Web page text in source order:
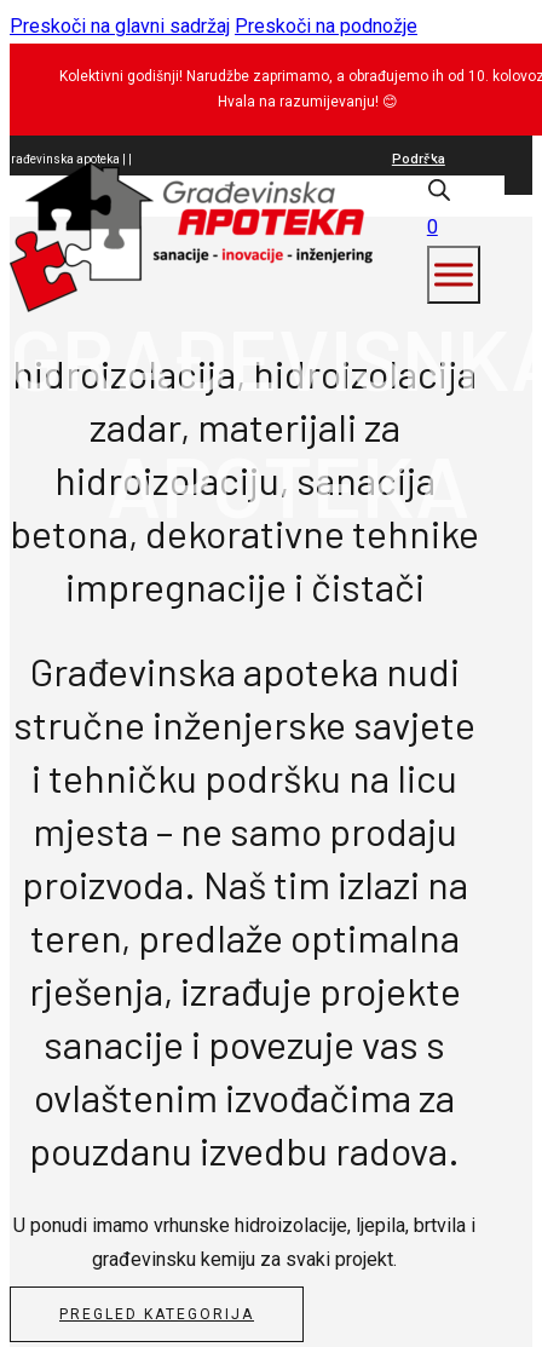
Preskoči na glavni sadržaj Preskoči na podnožje
Kolektivni godišnji! Narudžbe zaprimamo, a obrađujemo ih od 10.
Hvala na razumijevanju! 😊
Građevinska apoteka | Podrška
0
hidroizolacija, hidroizolacija
zadar, materijali za
hidroizolaciju, sanacija
betona, dekorativne tehnike
impregnacije i čistači
APOTEKA
Građevinska apoteka nudi
stručne inženjerske savjete
i tehničku podršku na licu
mjesta – ne samo prodaju
proizvoda. Naš tim izlazi na
teren, predlaže optimalna
rješenja, izrađuje projekte
sanacije i povezuje vas s
ovlaštenim izvođačima za
pouzdanu izvedbu radova.
U ponudi imamo vrhunske hidroizolacije, ljepila, brtvila i
građevinsku kemiju za svaki projekt.
PREGLED KATEGORIJA